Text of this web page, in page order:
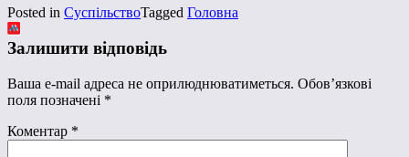
Posted in СуспільствоTagged Головна
Залишити відповідь
Ваша e-mail адреса не оприлюднюватиметься. Обов’язкові
поля позначені *
Коментар *